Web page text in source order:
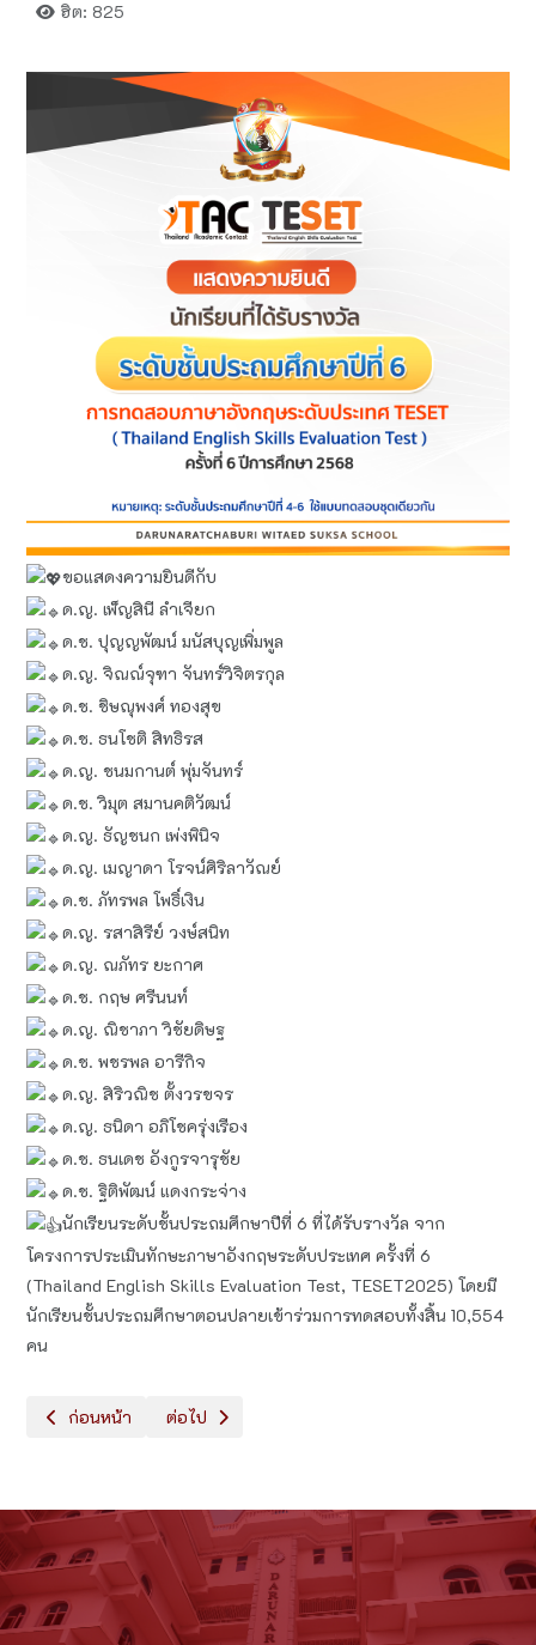
ฮิต: 825
ขอแสดงความยินดีกับ
ด.ญ. เพ็ญสินี ลำเจียก
ด.ช. ปุญญพัฒน์ มนัสบุญเพิ่มพูล
ด.ญ. จิณณ์จุฑา จันทร์วิจิตรกุล
ด.ช. ชิษณุพงศ์ ทองสุข
ด.ช. ธนโชติ สิทธิรส
ด.ญ. ชนมกานต์ พุ่มจันทร์
ด.ช. วิมุต สมานคติวัฒน์
ด.ญ. ธัญชนก เพ่งพินิจ
ด.ญ. เมญาดา โรจน์ศิริลาวัณย์
ด.ช. ภัทรพล โพธิ์เงิน
ด.ญ. รสาสิรีย์ วงษ์สนิท
ด.ญ. ณภัทร ยะกาศ
ด.ช. กฤษ ศรีนนท์
ด.ญ. ณิชาภา วิชัยดิษฐ
ด.ช. พชรพล อารีกิจ
ด.ญ. สิริวณิช ตั้งวรขจร
ด.ญ. ธนิดา อภิโชครุ่งเรือง
ด.ช. ธนเดช อังกูรจารุชัย
ด.ช. ฐิติพัฒน์ แดงกระจ่าง
นักเรียนระดับชั้นประถมศึกษาปีที่ 6 ที่ได้รับรางวัล จาก
โครงการประเมินทักษะภาษาอังกฤษระดับประเทศ ครั้งที่ 6
(Thailand English Skills Evaluation Test, TESET2025) โดยมี
นักเรียนชั้นประถมศึกษาตอนปลายเข้าร่วมการทดสอบทั้งสิ้น 10,554
คน
เนื้อหาก่อนหน้า: รางวัลเหรียญทอง การแข่งขัน Thailand Spelling
ก่อนหน้า เนื้อหาถัดไป: นักเรียนระดับชั้นประถมศึกษาปีที่ 5 ที่
ต่อไป